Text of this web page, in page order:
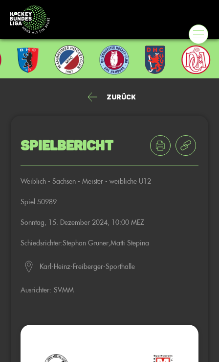
Zurück
Spielbericht
Weiblich - Sachsen - Meister - weibliche U12
Spiel 50989
Sonntag, 15. Dezember 2024, 10:00 MEZ
Schiedsrichter:Stephan Gruner,Matti Stepina
Karl-Heinz-Freiberger-Sporthalle
Ausrichter: SVMM